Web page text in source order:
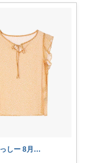
ねばっしー 8月もよろしゅうに☺️